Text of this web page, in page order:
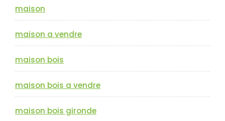
maison
maison a vendre
maison bois
maison bois a vendre
maison bois gironde